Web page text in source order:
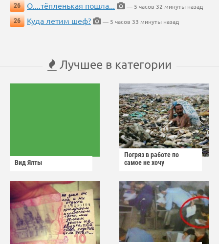
26
О....тёпленькая пошла...
— 5 часов 32 минуты назад
26
Куда летим шеф? — 5 часов 33 минуты назад
Лучшее в категории
Вид Ялты
Погряз в работе по
самое не хочу